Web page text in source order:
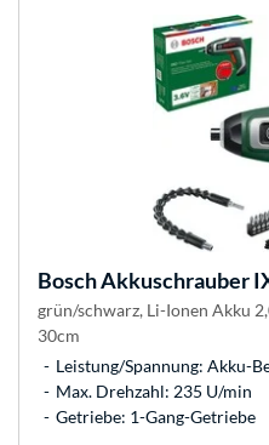
BoschAkkuschrauber
grün/schwarz, Li-Ionen Akku
30cm
Leistung/Spannung: Akku-
Max. Drehzahl: 235 U/min
Getriebe: 1-Gang-Getriebe